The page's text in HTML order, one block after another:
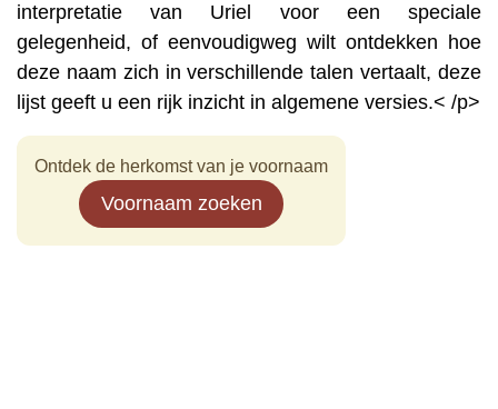
interpretatie van Uriel voor een speciale
gelegenheid, of eenvoudigweg wilt ontdekken hoe
deze naam zich in verschillende talen vertaalt, deze
lijst geeft u een rijk inzicht in algemene versies.< /p>
Ontdek de herkomst van je voornaam
Voornaam zoeken